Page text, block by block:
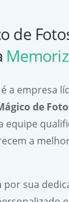
de
a empresa
de
equipe
a
por sua